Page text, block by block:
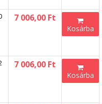
7 006,00 Ft
Kosárba
7 006,00 Ft
Kosárba